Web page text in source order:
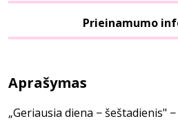
Prieinamumo
Aprašymas
„Geriausia diena − šeštadienis"